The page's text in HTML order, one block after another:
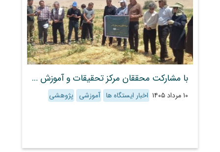
با مشارکت محققان مرکز تحقیقات و آموزش کشاورزی و منابع طبیعی استان فارس؛ اثربخشی تیمار بذر پنبه با حشره‌کش کروزر در شرایط مزرعه ارزیابی شد
۱۰ مرداد ۱۴۰۵ اخبار ایستگاه ها آموزشی پژوهشی